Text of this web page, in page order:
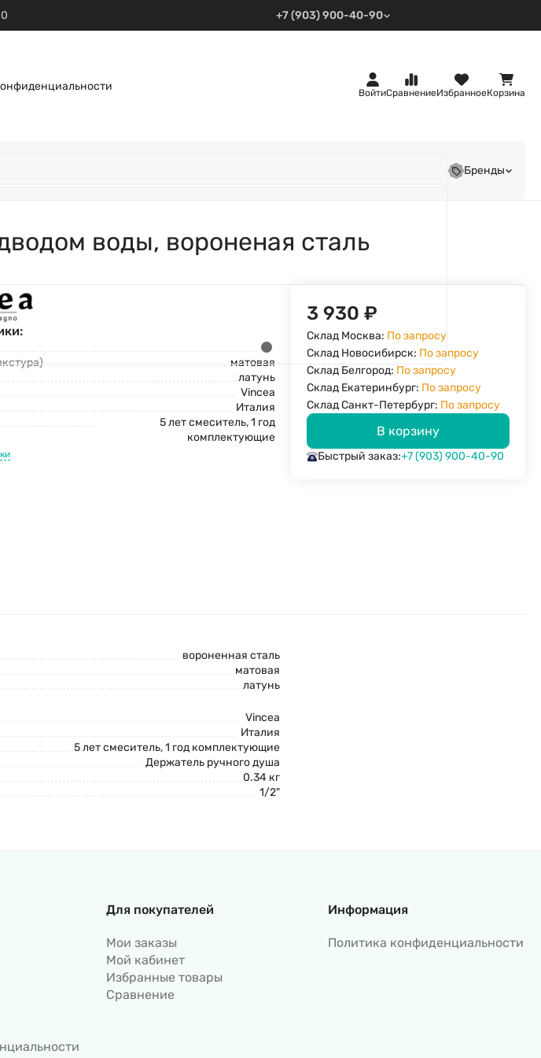
+7 (903) 900-40-90
ВойтиСравнениеИзбранноеКорзина
Бренды
воды, вороненая сталь
матовая
латунь
Vincea
Италия
5 лет смеситель, 1 год
комплектующие
3 930₽
Склад Москва: По запросу
Склад Новосибирск: По запросу
Склад Белгород: По запросу
Склад Екатеринбург: По запросу
Склад Санкт-Петербург: По запросу
В корзину
Быстрый заказ:+7 (903) 900-40-90
вороненная сталь
матовая
латунь
Vincea
Италия
5 лет смеситель, 1 год комплектующие
Держатель ручного душа
0.34 кг
1/2"
Для покупателей
Мои заказы
Мой кабинет
Избранные товары
Сравнение
Информация
Политика конфиденциальности